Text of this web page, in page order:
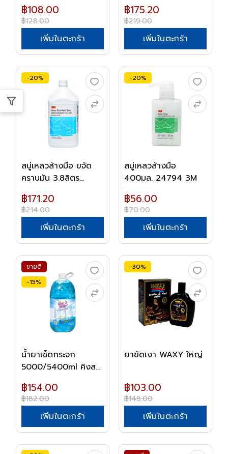
฿108.00
฿128.00
เพิ่มในตะกร้า
฿175.20
฿219.00
เพิ่มในตะกร้า
-20%
สบู่เหลวล้างมือ ขจัด
คราบมัน 3.8ลิตร...
฿171.20
฿214.00
เพิ่มในตะกร้า
-20%
สบู่เหลวล้างมือ
400มล. 24794 3M
฿56.00
฿70.00
เพิ่มในตะกร้า
ขายดี
-15%
น้ำยาเช็ดกระจก
5000/5400ml คิงส
฿154.00
฿182.00
เพิ่มในตะกร้า
-30%
ยาขัดเงา WAXY ใหญ่
฿103.00
฿148.00
เพิ่มในตะกร้า